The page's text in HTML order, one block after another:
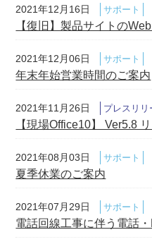
2021年12月16日 サポート
【復旧】製品サイトの
2021年12月06日 サポート
年末年始営業時間のご案内
2021年11月26日 プレスリリ
【現場Office10】 Ver5.8
2021年08月03日 サポート
夏季休業のご案内
2021年07月29日 サポート
電話回線工事に伴う電話